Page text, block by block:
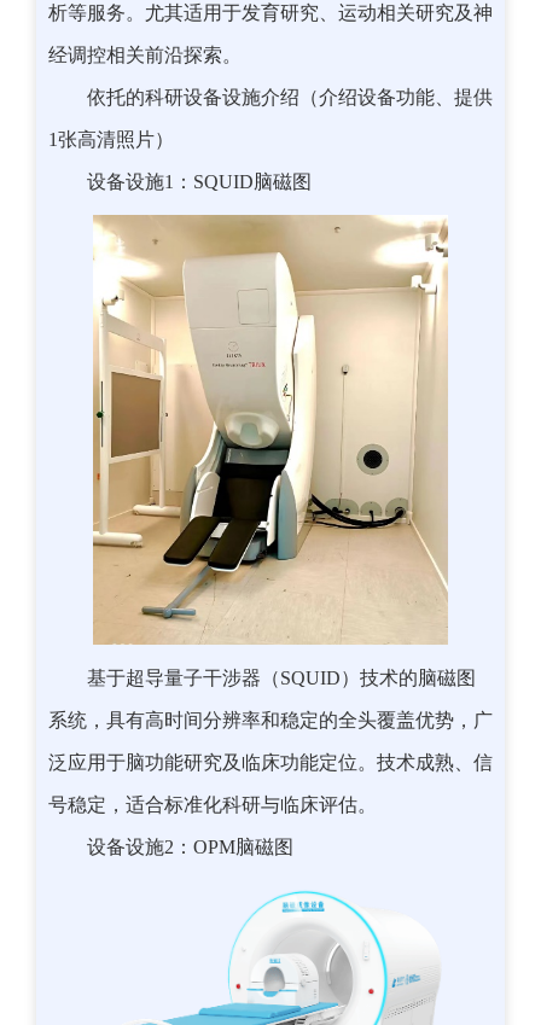
析等服务。尤其适用于发育研究、运动相关研究及神
经调控相关前沿探索。
依托的科研设备设施介绍（介绍设备功能、提供
1张高清照片）
设备设施1：SQUID脑磁图
基于超导量子干涉器（SQUID）技术的脑磁图
系统，具有高时间分辨率和稳定的全头覆盖优势，广
泛应用于脑功能研究及临床功能定位。技术成熟、信
号稳定，适合标准化科研与临床评估。
设备设施2：OPM脑磁图